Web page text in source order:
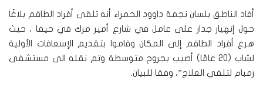
أفاد الناطق بلسان نجمة داوود الحمراء أنه تلقى أفراد الطاقم بلاغًا
حول إنهيار جدار على عامل في شارع أمير مرك في حيفا ، حيث
هرع أفراد الطاقم إلى المكان وقاموا بتقديم الإسعافات الأولية
لشاب (20 عامًا) أصيب بجروح متوسطة وتم نقله الى مستشفى
رمبام لتلقي العلاج”، وفقا للبيان.